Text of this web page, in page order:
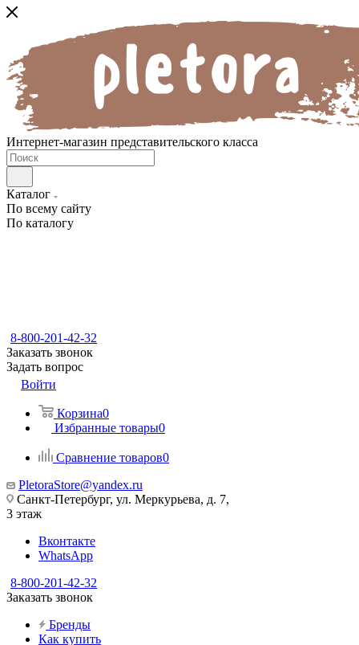
Интернет-магазин представительского класса
Каталог
По всему сайту
По каталогу
8-800-201-42-32
Заказать звонок
Задать вопрос
Войти
Корзина0
Избранные товары0
Сравнение товаров0
PletoraStore@yandex.ru
Санкт-Петербург, ул. Меркурьева, д. 7,
3 этаж
Вконтакте
WhatsApp
8-800-201-42-32
Заказать звонок
Бренды
Как купить